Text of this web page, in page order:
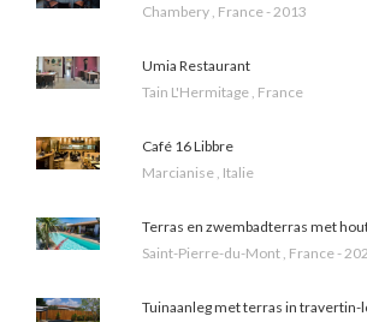
Chambery , France - 2013
Umia Restaurant
Tain L'Hermitage , France
Café 16 Libbre
Marcianise , Italie
Terras en zwembadterras met
Saint-Pierre-du-Mont , France -
Tuinaanleg met terras in travertin-